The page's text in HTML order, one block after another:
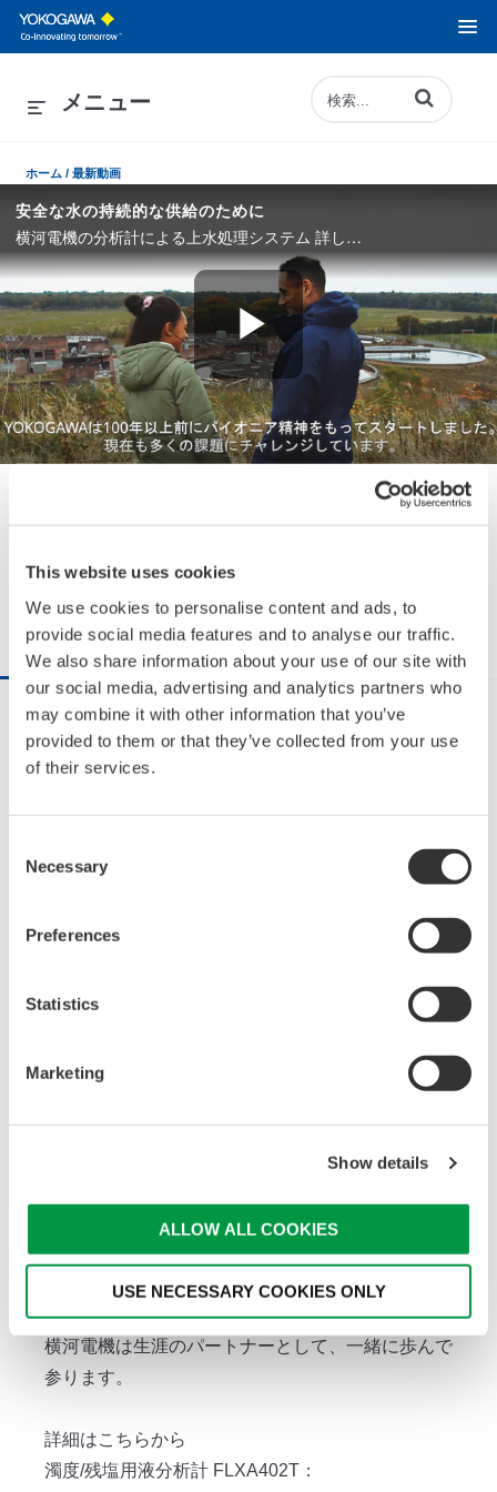
This website uses cookies
We use cookies to personalise content and ads, to
provide social media features and to analyse our traffic.
We also share information about your use of our site with
our social media, advertising and analytics partners who
may combine it with other information that you’ve
provided to them or that they’ve collected from your use
of their services.
Selection
Necessary
Preferences
Statistics
Marketing
Show details
ALLOW ALL COOKIES
USE NECESSARY COOKIES ONLY
メニュー 動画の検索語句
ホーム / 最新動画
安全な水の持続的な供給のために
横河電機の分析計による上水処理システム 詳しくは、こちらをご覧ください。<www.yokogawa.co.jp/CL-TB/>
Play
Video
安全な水の持続的な供給のために
関連動画
100年以上前にパイオニア精神をもってスタートし
た横河電機は、現在も多くの課題にチャレンジして
ブルなソリューションを提供しています。
横河電機はお客様のプロセスをより良くするため
激しい世界をリードしてきました。
ものにできると考えています。
サステナブルな社会を実現するために、水資源は大
安全な水道水や飲用水の供給には濁度と残留塩素の
横河の分析計はリアルタイムに診断情報を取得し、
ランニングコストを削減します。
共に持続可能な未来を創造しませんか。
横河電機は生涯のパートナーとして、一緒に歩んで
参ります。
詳細はこちらから
濁度/残塩用液分析計 FLXA402T：